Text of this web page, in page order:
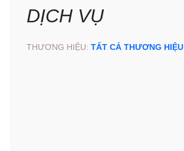
DỊCH VỤ
THƯƠNG HIỆU: TẤT CẢ THƯƠNG HIỆU